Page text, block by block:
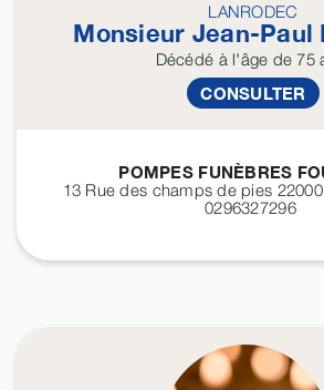
LANRODEC
Monsieur Jean-Paul
Décédé à l'âge de 75
CONSULTER
POMPES FUNÈBRES
13 Rue des champs de pies
0296327296